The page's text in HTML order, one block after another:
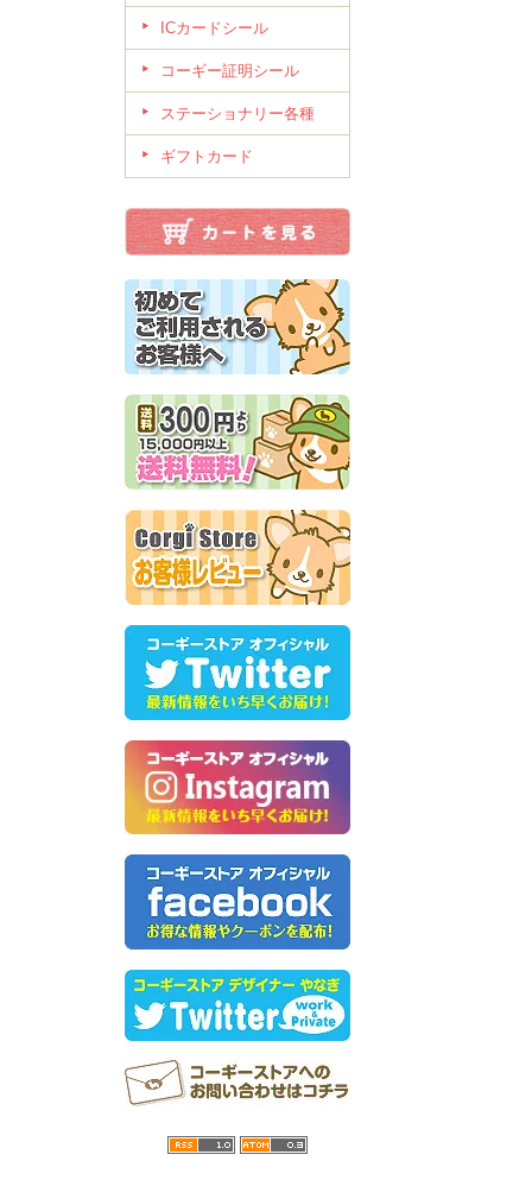
ICカードシール
コーギー証明シール
ステーショナリー各種
ギフトカード